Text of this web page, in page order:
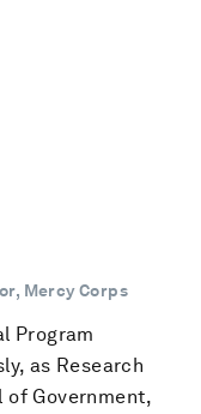
Mercy Corps
Program
as Research
of Government,